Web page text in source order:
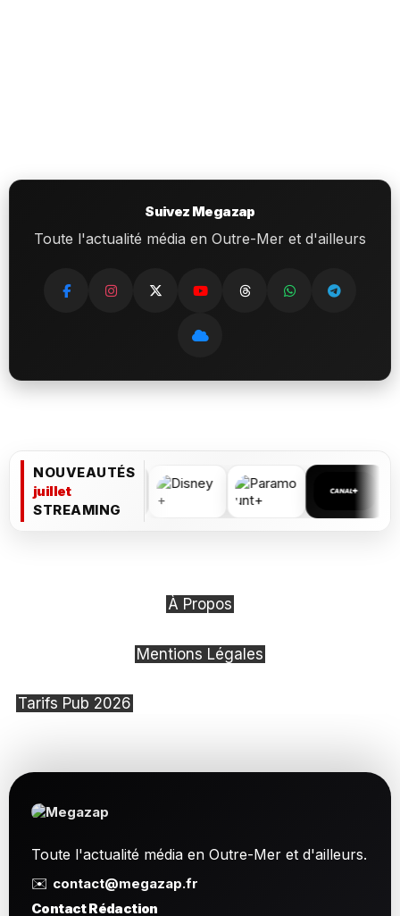
Suivez Megazap
Toute l'actualité média en Outre-Mer et d'ailleurs
NOUVEAUTÉS
juillet
STREAMING
À Propos
Mentions Légales
Tarifs Pub 2026
Toute l'actualité média en Outre-Mer et d'ailleurs.
✉️ contact@megazap.fr
Contact Rédaction